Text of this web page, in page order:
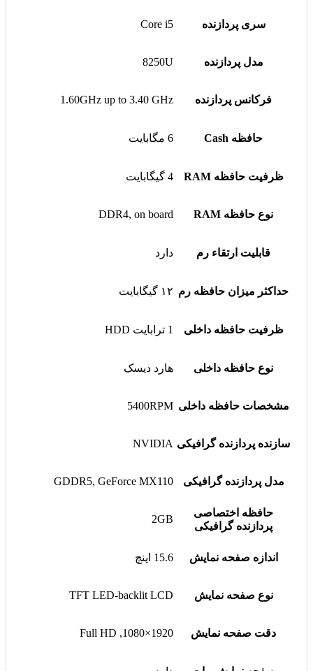
سری پردازنده Core i5
مدل پردازنده 8250U
فرکانس پردازنده 1.60GHz up to 3.40 GHz
حافظه Cash 6 مگابایت
ظرفیت حافظه RAM 4 گیگابایت
نوع حافظه RAM DDR4, on board
قابلیت ارتقاء رم دارد
حداکثر میزان حافظه رم ۱۲ گیگابایت
ظرفیت حافظه داخلی 1 ترابایت HDD
نوع حافظه داخلی هارد دیسک
مشخصات حافظه داخلی 5400RPM
سازنده پردازنده گرافیکی NVIDIA
مدل پردازنده گرافیکی GDDR5, GeForce MX110
حافظه اختصاصی
پردازنده گرافیکی
2GB
اندازه صفحه نمایش 15.6 اینچ
نوع صفحه نمایش TFT LED-backlit LCD
دقت صفحه نمایش 1920×1080, Full HD